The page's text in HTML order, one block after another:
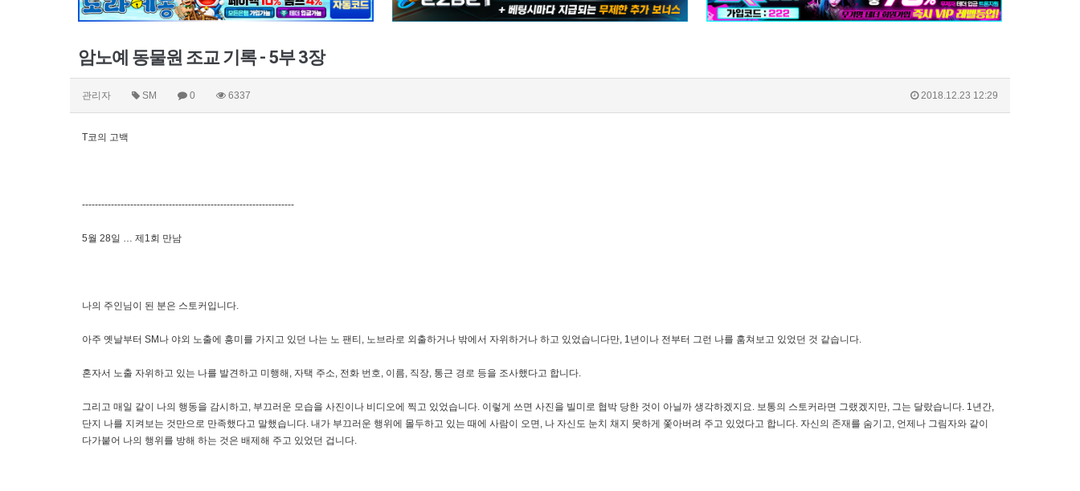
암노예 동물원 조교 기록 - 5부 3장
관리자 SM 0 6337 2018.12.23 12:29
T코의 고백
------------------------------------------------------------------
5월 28일 … 제1회 만남
나의 주인님이 된 분은 스토커입니다.
아주 옛날부터 SM나 야외 노출에 흥미를 가지고 있던 나는 노 팬티, 노브라로 외출하거나 밖에서 자위하거나 하고 있었습니다만, 1년이나 전부터 그런 나를 훔쳐보고 있었던 것 같습니다.
혼자서 노출 자위하고 있는 나를 발견하고 미행해, 자택 주소, 전화 번호, 이름, 직장, 통근 경로 등을 조사했다고 합니다.
그리고 매일 같이 나의 행동을 감시하고, 부끄러운 모습을 사진이나 비디오에 찍고 있었습니다. 이렇게 쓰면 사진을 빌미로 협박 당한 것이 아닐까 생각하겠지요. 보통의 스토커라면 그랬겠지만, 그는 달랐습니다. 1년간,
단지 나를 지켜보는 것만으로 만족했다고 말했습니다. 내가 부끄러운 행위에 몰두하고 있는 때에 사람이 오면, 나 자신도 눈치 채지 못하게 쫓아버려 주고 있었다고 합니다. 자신의 존재를 숨기고, 언제나 그림자와 같이
다가붙어 나의 행위를 방해 하는 것은 배제해 주고 있었던 겁니다.